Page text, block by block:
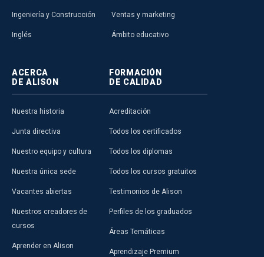
Ingeniería y Construcción
Inglés
Ventas y marketing
Ámbito educativo
ACERCA
DE ALISON
Nuestra historia
Junta directiva
Nuestro equipo y cultura
Nuestra única sede
Vacantes abiertas
Nuestros creadores de
cursos
Aprender en Alison
FORMACIÓN
DE CALIDAD
Acreditación
Todos los certificados
Todos los diplomas
Todos los cursos gratuitos
Testimonios de Alison
Perfiles de los graduados
Áreas Temáticas
Aprendizaje Premium